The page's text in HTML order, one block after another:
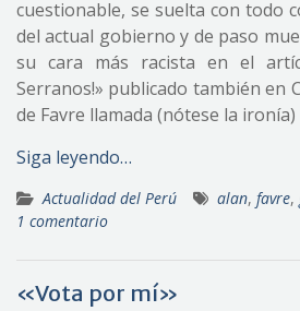
cuestionable, se suelta con todo
del actual gobierno y de paso
su cara más racista en el
Serranos!» publicado también en
de Favre llamada (nótese la ironía)
Siga leyendo…
Actualidad del Perú alan, favre,
1 comentario
«Vota por mí»